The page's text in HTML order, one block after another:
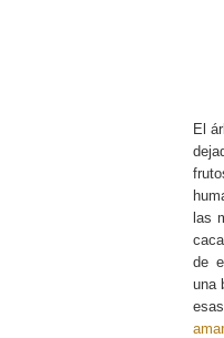
El
las
de
una